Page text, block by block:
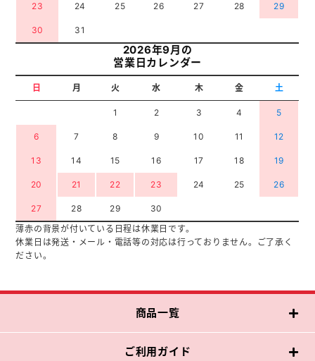
23 24 25 26 27 28 29
30 31
2026年9月の
営業日カレンダー
日 月 火 水 木 金 土
1 2 3 4 5
6 7 8 9 10 11 12
13 14 15 16 17 18 19
20 21 22 23 24 25 26
27 28 29
30
薄赤の背景が付いている日程は休業日です。
休業日は発送・メール・電話等の対応は行っておりません。ご了承く
ださい。
商品一覧
ご利用ガイド